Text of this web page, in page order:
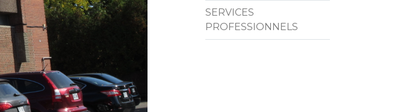
SERVICES
PROFESSIONNELS